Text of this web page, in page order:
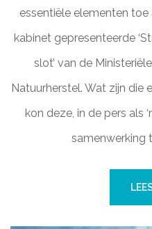
essentiële elementen
kabinet gepresenteerde
slot’ van de
Natuurherstel. Wat zijn die
kon deze, in de pers als
samenwerking